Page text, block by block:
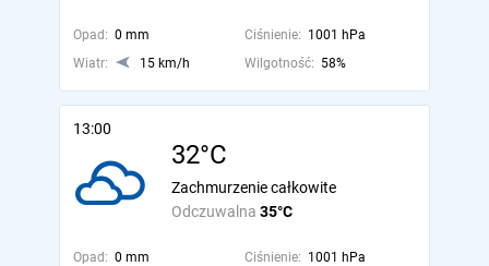
Opad: 0 mm Ciśnienie: 1001 hPa
Wiatr:
15 km/h Wilgotność: 58%
13:00
32°C
Odczuwalna 35°C
Zachmurzenie całkowite
Opad: 0 mm Ciśnienie: 1001 hPa